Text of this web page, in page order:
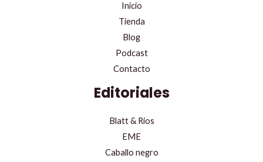
Inicio
Tienda
Blog
Podcast
Contacto
Editoriales
Blatt & Rios
EME
Caballo negro